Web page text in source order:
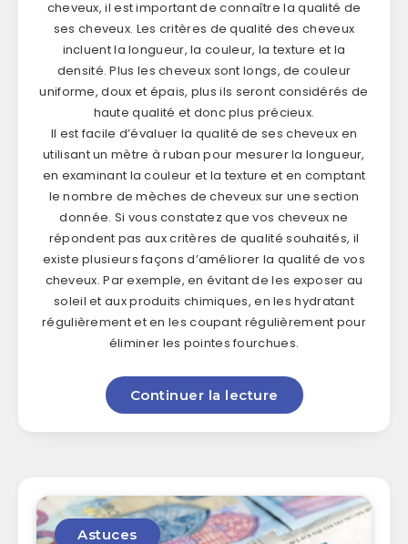
cheveux, il est important de connaître la qualité de
ses cheveux. Les critères de qualité des cheveux
incluent la longueur, la couleur, la texture et la
densité. Plus les cheveux sont longs, de couleur
uniforme, doux et épais, plus ils seront considérés de
haute qualité et donc plus précieux.
Il est facile d’évaluer la qualité de ses cheveux en
utilisant un mètre à ruban pour mesurer la longueur,
en examinant la couleur et la texture et en comptant
le nombre de mèches de cheveux sur une section
donnée. Si vous constatez que vos cheveux ne
répondent pas aux critères de qualité souhaités, il
existe plusieurs façons d’améliorer la qualité de vos
cheveux. Par exemple, en évitant de les exposer au
soleil et aux produits chimiques, en les hydratant
régulièrement et en les coupant régulièrement pour
éliminer les pointes fourchues.
Continuer la lecture
Astuces